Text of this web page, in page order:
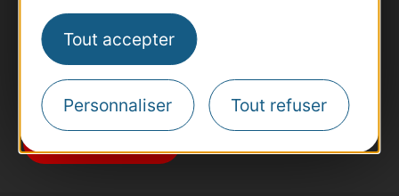
Tout accepter
Personnaliser Tout refuser
Voyagistes
Destination Sport
Inscrivez-vous à la lettre d'information
Destination Occitanie pour recevoir des
suggestions de séjours, de visites et de sorties.